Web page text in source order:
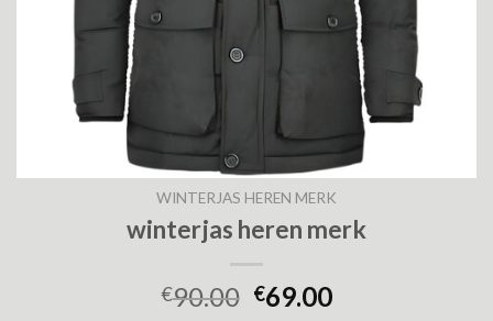
WINTERJAS HEREN MERK
winterjas heren merk
€90.00 €69.00